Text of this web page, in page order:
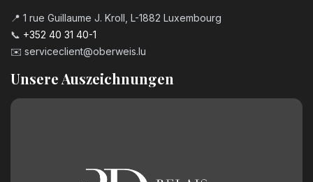
📍 1 rue Guillaume J. Kroll, L-1882 Luxembourg
📞 +352 40 31 40-1
✉️ serviceclient@oberweis.lu
Unsere Auszeichnungen